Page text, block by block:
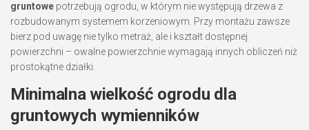
gruntowe potrzebują ogrodu, w którym nie występują drzewa z
rozbudowanym systemem korzeniowym. Przy montażu zawsze
bierz pod uwagę nie tylko metraż, ale i kształt dostępnej
powierzchni – owalne powierzchnie wymagają innych obliczeń niż
prostokątne działki.
Minimalna wielkość ogrodu dla
gruntowych wymienników